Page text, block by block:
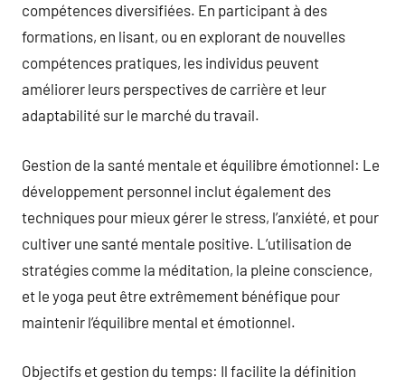
compétences diversifiées. En participant à des
formations, en lisant, ou en explorant de nouvelles
compétences pratiques, les individus peuvent
améliorer leurs perspectives de carrière et leur
adaptabilité sur le marché du travail.
Gestion de la santé mentale et équilibre émotionnel: Le
développement personnel inclut également des
techniques pour mieux gérer le stress, l’anxiété, et pour
cultiver une santé mentale positive. L’utilisation de
stratégies comme la méditation, la pleine conscience,
et le yoga peut être extrêmement bénéfique pour
maintenir l’équilibre mental et émotionnel.
Objectifs et gestion du temps: Il facilite la définition